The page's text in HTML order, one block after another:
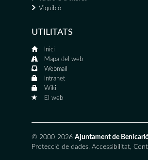
Viquibló
UTILITATS
Inici
Mapa del web
Webmail
Intranet
Wiki
El web
© 2000-2026 Ajuntament de
Protecció de dades, Accessibilitat,